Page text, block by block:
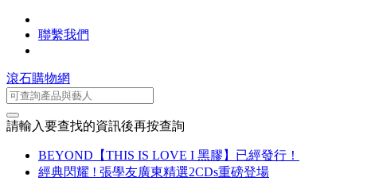
聯繫我們
滾石購物網
請輸入要查找的資訊後再按查詢
BEYOND【THIS IS LOVE I 黑膠】已經發行！
經典閃耀 ! 張學友廣東精選2CDs重磅登場